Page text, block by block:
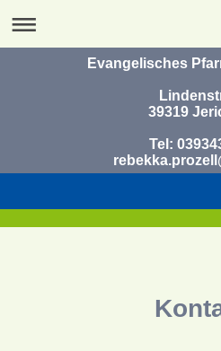
Evangelisches
39319
Tel: